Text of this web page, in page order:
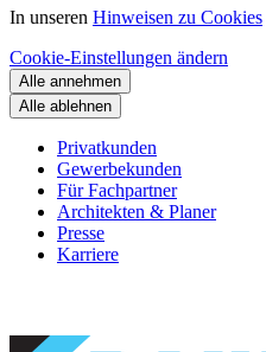
In unseren Hinweisen zu Cookies
Cookie-Einstellungen ändern
Alle annehmen
Alle ablehnen
Privatkunden
Gewerbekunden
Für Fachpartner
Architekten & Planer
Presse
Karriere